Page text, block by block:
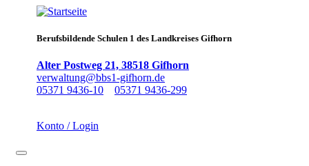
Berufsbildende Schulen 1 des Landkreises Gifhorn
Alter Postweg 21, 38518 Gifhorn
verwaltung@bbs1-gifhorn.de
05371 9436-10
05371 9436-299
Konto / Login
Navigation aktivieren/deaktivieren